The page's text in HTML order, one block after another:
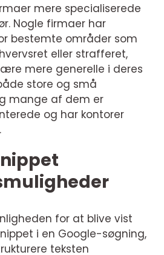
mere specialiserede
Nogle firmaer har
bestemte områder som
eller strafferet,
mere generelle i deres
store og små
mange af dem er
og har kontorer
for at blive vist
i en Google-søgning,
teksten